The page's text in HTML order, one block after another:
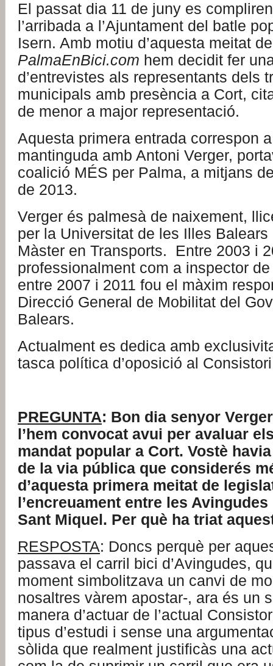
El passat dia 11 de juny es
l’arribada a l’Ajuntament del batle
Isern. Amb motiu d’aquesta meitat
PalmaEnBici.com hem decidit fer
d’entrevistes als representants dels
municipals amb presència a Cort,
de menor a major representació.
Aquesta primera entrada correspon
mantinguda amb Antoni Verger,
coalició MÉS per Palma, a mitjans
de 2013.
Verger és palmesà de naixement,
per la Universitat de les Illes
Màster en Transports. Entre 2003 i
professionalment com a inspector
entre 2007 i 2011 fou el màxim
Direcció General de Mobilitat del
Balears.
Actualment es dedica amb
tasca política d’oposició al
PREGUNTA: Bon dia senyor
l’hem convocat avui per avaluar
mandat popular a Cort. Vostè
de la via pública que considerés
d’aquesta primera meitat de
l’encreuament entre les
Sant Miquel. Per què ha triat
RESPOSTA: Doncs perquè per
passava el carril bici d’Avingudes,
moment simbolitzava un canvi de
nosaltres vàrem apostar-, ara és un
manera d’actuar de l’actual
tipus d’estudi i sense una
sòlida que realment justificàs una